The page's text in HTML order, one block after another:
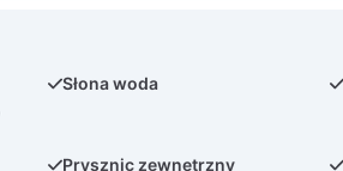
Słona woda
Prysznic zewnętrzny